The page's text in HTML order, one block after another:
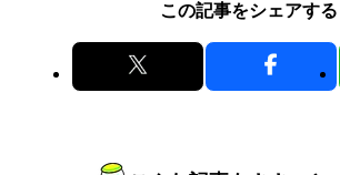
この記事をシェアする